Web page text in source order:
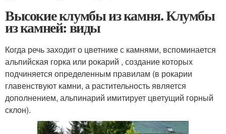
Высокие клумбы из камня. Клумбы
из камней: виды
Когда речь заходит о цветнике с камнями, вспоминается
альпийская горка или рокарий , создание которых
подчиняется определенным правилам (в рокарии
главенствуют камни, а растительность является
дополнением, альпинарий имитирует цветущий горный
склон).